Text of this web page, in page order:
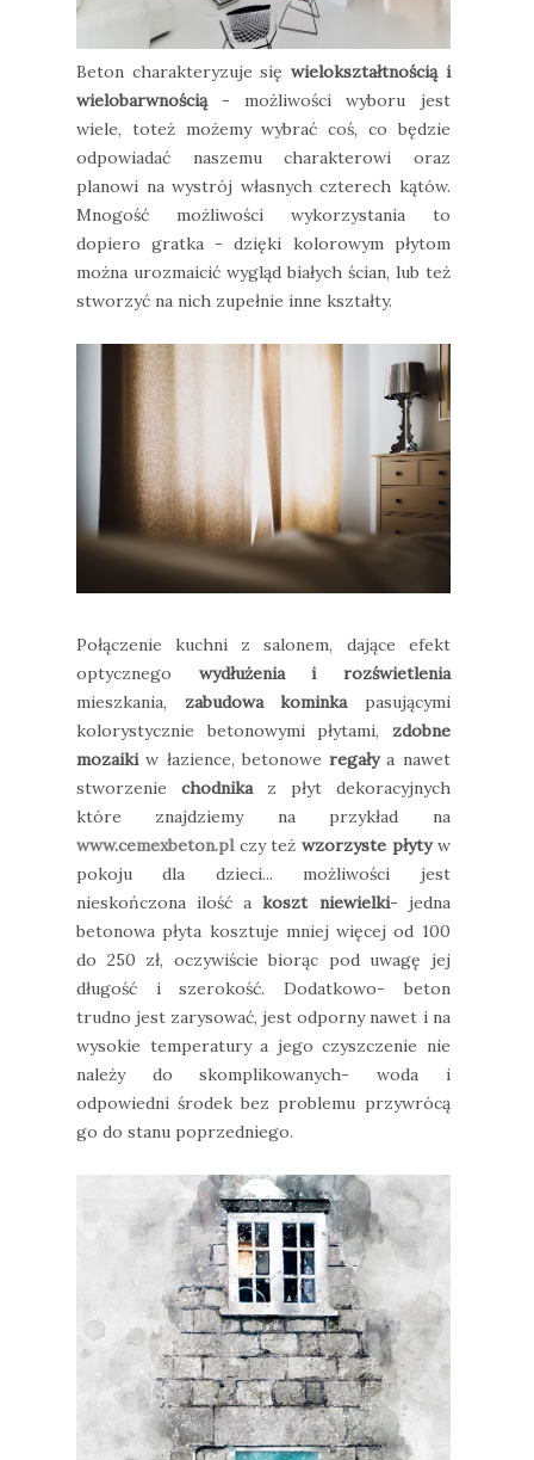
Beton charakteryzuje się wielokształtnością i
wielobarwnością- możliwości wyboru jest
wiele, toteż możemy wybrać coś, co będzie
odpowiadać naszemu charakterowi oraz
planowi na wystrój własnych czterech kątów.
Mnogość możliwości wykorzystania to
dopiero gratka - dzięki kolorowym płytom
można urozmaicić wygląd białych ścian, lub też
stworzyć na nich zupełnie inne kształty.
Połączenie kuchni z salonem, dające efekt
optycznego wydłużenia i rozświetlenia
mieszkania, zabudowa kominkapasującymi
kolorystycznie betonowymi płytami, zdobne
mozaikiw łazience, betonowe regałya nawet
stworzenie chodnikaz płyt dekoracyjnych
które znajdziemy na przykład na
www.cemexbeton.plczy teżwzorzyste płytyw
pokoju dla dzieci... możliwości jest
nieskończona ilość akoszt niewielki- jedna
betonowa płyta kosztuje mniej więcej od 100
do 250 zł, oczywiście biorąc pod uwagę jej
długość i szerokość. Dodatkowo- beton
trudno jest zarysować, jest odporny nawet i na
wysokie temperatury a jego czyszczenie nie
należy do skomplikowanych- woda i
odpowiedni środek bez problemu przywrócą
go do stanu poprzedniego.